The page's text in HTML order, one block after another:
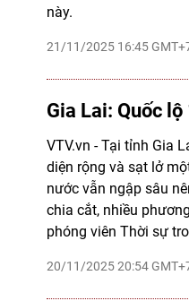
21/11/2025 16:45
này.
Gia Lai: Quốc
20/11/2025 20:54
VTV.vn - Tại tỉnh Gia
diện rộng và sạt lở
nước vẫn ngập sâu
chia cắt, nhiều
phóng viên Thời sự